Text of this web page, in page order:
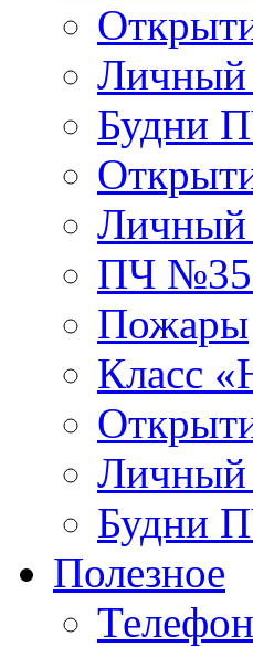
Будни
Личный
ПЧ №35
Пожары
Класс
Будни
Полезное